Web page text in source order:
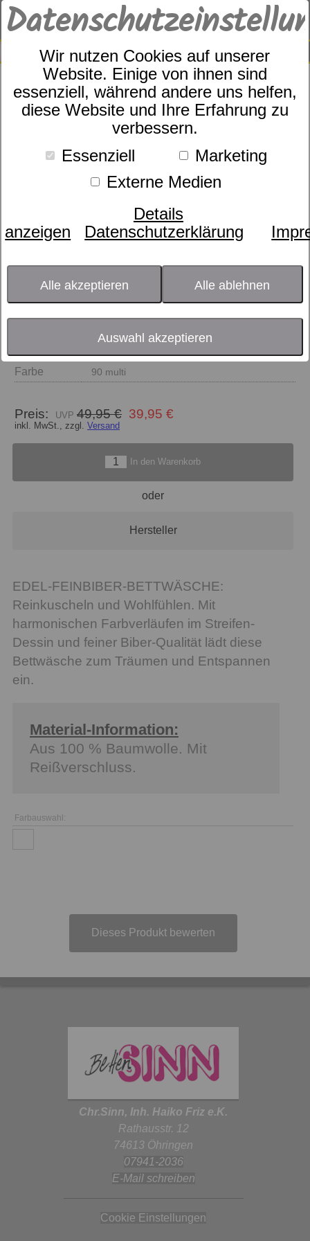
Wir nutzen Cookies auf unserer
Website. Einige von ihnen sind
essenziell, während andere uns helfen,
diese Website und Ihre Erfahrung zu
verbessern.
Essenziell
Marketing
Externe Medien
Details
anzeigen
Datenschutzerklärung
Alle akzeptieren Alle ablehnen
Auswahl akzeptieren
SUCHE
0
Bettwäsche Koalastreifen
Farbe
90 multi
Preis: 49,95 € 39,95 €
inkl. MwSt., zzgl. Versand
In den Warenkorb
oder
Hersteller
EDEL-FEINBIBER-BETTWÄSCHE:
Reinkuscheln und Wohlfühlen. Mit
harmonischen Farbverläufen im Streifen-
Dessin und feiner Biber-Qualität lädt diese
Bettwäsche zum Träumen und Entspannen
ein.
Material-Information:
Aus 100 % Baumwolle. Mit
Reißverschluss.
Farbauswahl:
Dieses Produkt bewerten
Chr.Sinn, Inh. Haiko Friz e.K.
Rathausstr. 12
74613 Öhringen
07941-2036
E-Mail schreiben
Cookie Einstellungen